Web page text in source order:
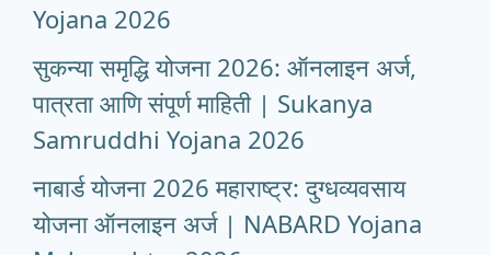
Yojana 2026
सुकन्या समृद्धि योजना 2026: ऑनलाइन अर्ज,
पात्रता आणि संपूर्ण माहिती | Sukanya
Samruddhi Yojana 2026
नाबार्ड योजना 2026 महाराष्ट्र: दुग्धव्यवसाय
योजना ऑनलाइन अर्ज | NABARD Yojana